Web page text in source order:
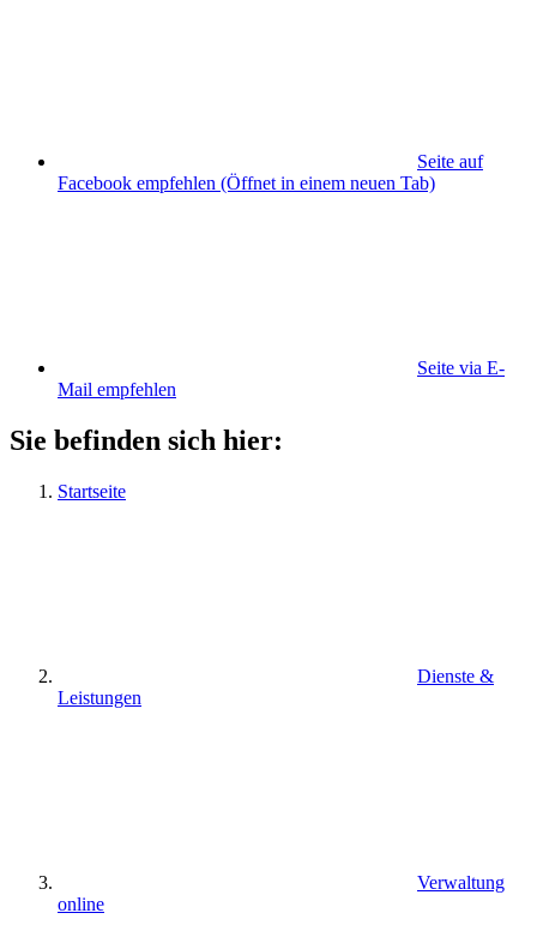
Seite auf
Facebook empfehlen (Öffnet in einem neuen Tab)
Seite via E-
Mail empfehlen
Sie befinden sich hier:
Startseite
Dienste &
Leistungen
Verwaltung
online